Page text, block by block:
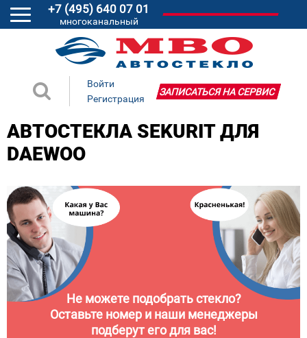
+7 (495) 640 07 01
многоканальный
Войти
Регистрация
ЗАПИСАТЬСЯ НА СЕРВИС
АВТОСТЕКЛА SEKURIT ДЛЯ
DAEWOO
Не можете подобрать стекло?
Оставьте номер и наши менеджеры
подберут его для вас!